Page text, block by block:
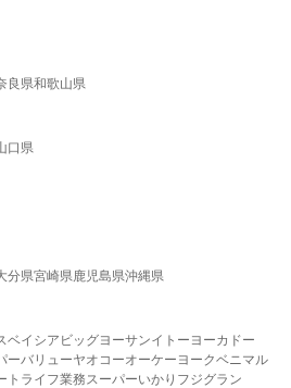
良県和歌山県
口県
分県宮崎県鹿児島県沖縄県
ベイシア ビッグヨーサンイトーヨーカドー
ーバリューヤオコーオーケー ヨークベニマル
ト ライフ業務スーパーいかり フジグラン